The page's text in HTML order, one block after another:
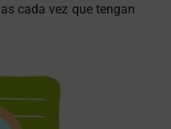
cada vez que tengan